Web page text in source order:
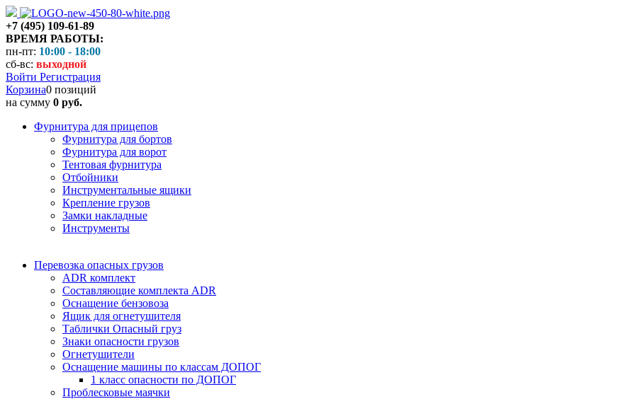
+7 (495) 109-61-89
ВРЕМЯ РАБОТЫ:
пн-пт: 10:00 - 18:00
сб-вс: выходной
Войти Регистрация
Корзина0 позиций
на сумму 0 руб.
Фурнитура для прицепов
Фурнитура для бортов
Фурнитура для ворот
Тентовая фурнитура
Отбойники
Инструментальные ящики
Крепление грузов
Замки накладные
Инструменты
Перевозка опасных грузов
ADR комплект
Составляющие комплекта ADR
Оснащение бензовоза
Ящик для огнетушителя
Таблички Опасный груз
Знаки опасности грузов
Огнетушители
Оснащение машины по классам ДОПОГ
1 класс опасности по ДОПОГ
Проблесковые маячки